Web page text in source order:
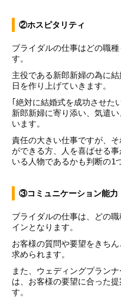
②ホスピタリティ
ブライダルの仕事はどの職
す。
主役である新郎新婦の為に
日を作り上げていきます。
｢絶対に結婚式を成功させた
新郎新婦に寄り添い、気遣
います。
責任の大きい仕事ですが、
ができる方、人を喜ばせる
いる人物であるかも判断の1
③コミュニケーション能力
ブライダルの仕事は、どの
インとなります。
お客様の質問や要望をきち
求められます。
また、ウェディングプラン
は、お客様の要望に合った
す。